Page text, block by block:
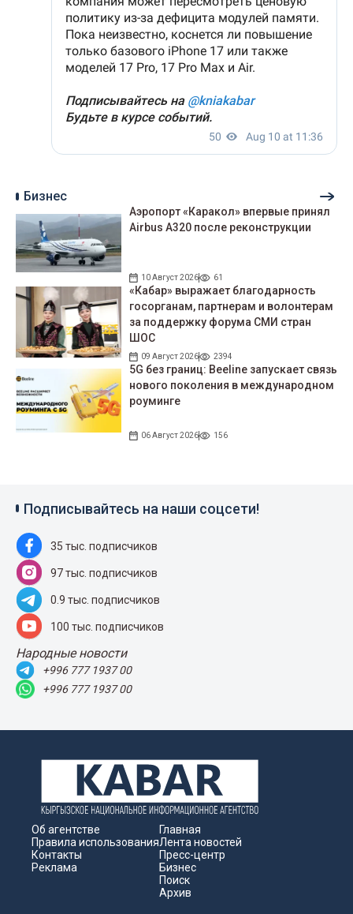
Бизнес
Аэропорт «Каракол» впервые принял
Airbus A320 после реконструкции
10 Август 2026 61
«Кабар» выражает благодарность
госорганам, партнерам и волонтерам
за поддержку форума СМИ стран
ШОС
09 Август 2026 2394
5G без границ: Beeline запускает связь
нового поколения в международном
роуминге
06 Август 2026 156
Подписывайтесь на наши соцсети!
35 тыс. подписчиков
97 тыс. подписчиков
0.9 тыс. подписчиков
100 тыс. подписчиков
Народные новости
+996 777 1937 00
+996 777 1937 00
Об агентстве
Правила использования
Контакты
Реклама
Главная
Лента новостей
Пресс-центр
Бизнес
Поиск
Архив